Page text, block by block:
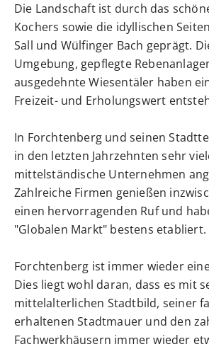
Die Landschaft ist durch das
Kochers sowie die idyllischen
Sall und Wülfinger Bach geprägt.
Umgebung, gepflegte
ausgedehnte Wiesentäler haben
Freizeit- und Erholungswert
In Forchtenberg und seinen
in den letzten Jahrzehnten sehr
mittelständische Unternehmen
Zahlreiche Firmen genießen
einen hervorragenden Ruf und
"Globalen Markt" bestens etabliert.
Forchtenberg ist immer wieder
Dies liegt wohl daran, dass es mit
mittelalterlichen Stadtbild, seiner
erhaltenen Stadtmauer und den
Fachwerkhäusern immer wieder